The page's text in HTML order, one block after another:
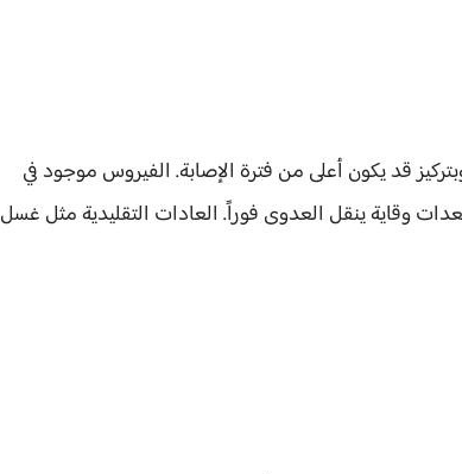
قد يكون أعلى من فترة الإصابة. الفيروس موجود في
وقاية ينقل العدوى فوراً. العادات التقليدية مثل غسل